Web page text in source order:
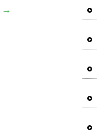
→